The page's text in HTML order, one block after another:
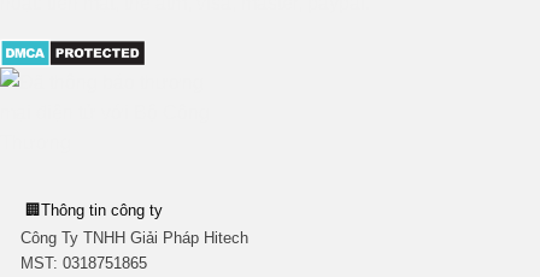
🏢 Thông tin công ty
Công Ty TNHH Giải Pháp Hitech
MST: 0318751865